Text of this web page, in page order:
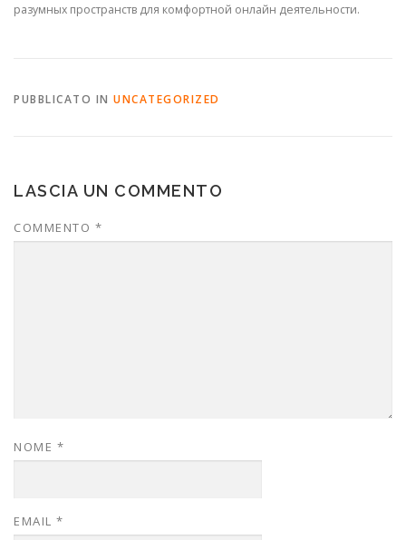
разумных пространств для комфортной онлайн деятельности.
PUBBLICATO IN UNCATEGORIZED
LASCIA UN COMMENTO
COMMENTO *
NOME *
EMAIL *